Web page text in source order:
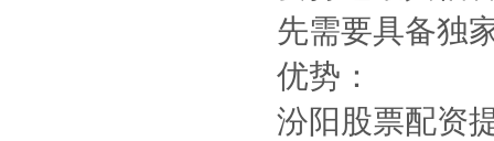
先需要具备独
优势：
汾阳股票配资